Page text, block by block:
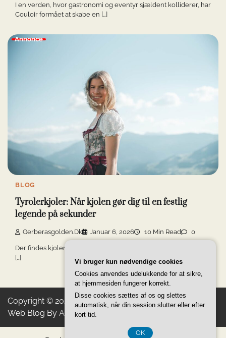
I en verden, hvor gastronomi og eventyr sjældent kolliderer, har
Couloir formået at skabe en […]
Annonce
BLOG
Tyrolerkjoler: Når kjolen gør dig til en festlig
legende på sekunder
Gerberasgolden.dk Januar 6, 2026 10 Min Read 0
Der findes kjoler, der får dig til at føle dig smuk. Kjoler, der får dig
[…]
Copyright © 2026 Gerberas Golden ProductsTheme:
Web Blog By Adore Themes
Vi bruger kun nødvendige cookies
Cookies anvendes udelukkende for at sikre,
at hjemmesiden fungerer korrekt.
Disse cookies sættes af os og slettes
automatisk, når din session slutter eller efter
kort tid.
OK